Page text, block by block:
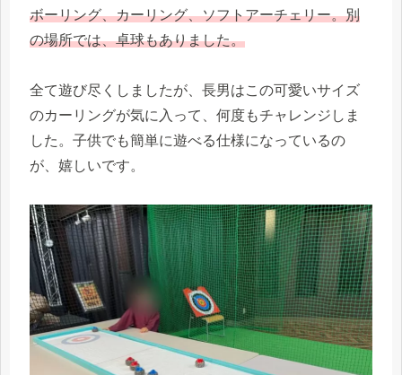
ボーリング、カーリング、ソフトアーチェリー。別
の場所では、卓球もありました。
全て遊び尽くしましたが、長男はこの可愛いサイズ
のカーリングが気に入って、何度もチャレンジしま
した。子供でも簡単に遊べる仕様になっているの
が、嬉しいです。